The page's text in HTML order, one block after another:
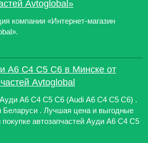
Avtoglobal»
компании «Интернет-магазин
А6 С4 С5 С6 в Минске от
Avtoglobal
Ауди А6 С4 С5 С6 (Audi А6 С4 С5 С6) .
Беларуси . Лучшая цена и выгодные
покупке автозапчастей Ауди А6 С4 С5